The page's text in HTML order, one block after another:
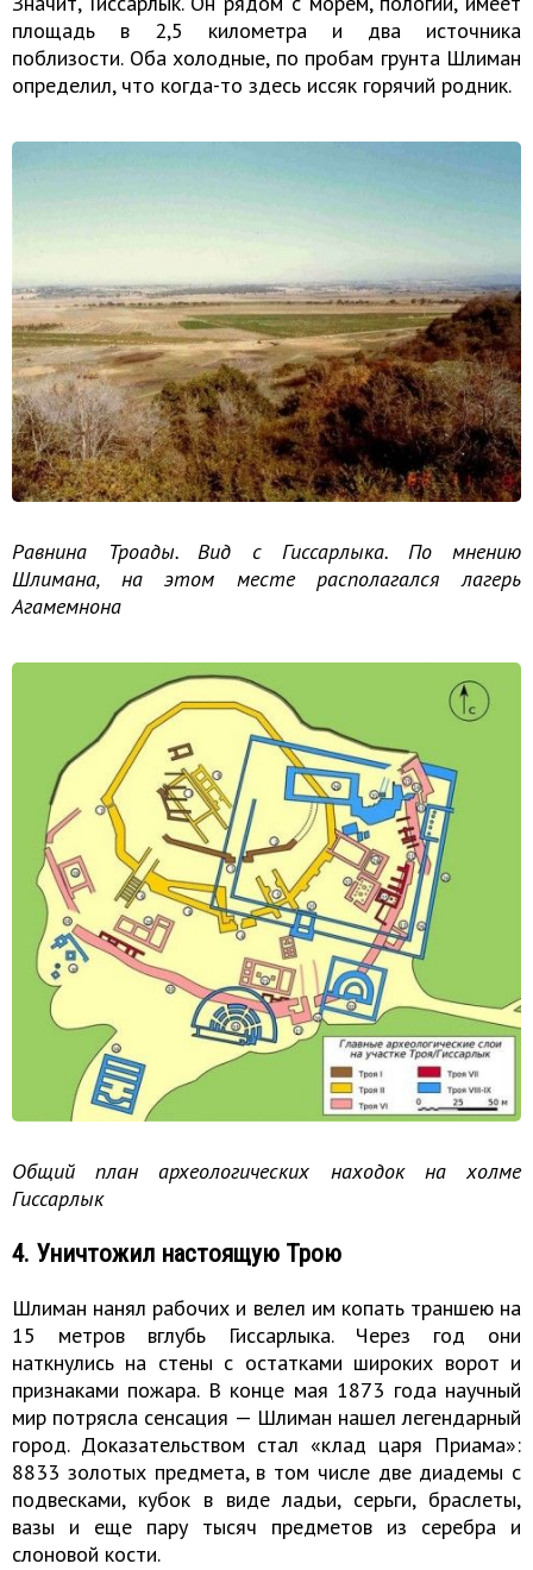
площадь в 2,5 километра и два источника
поблизости. Оба холодные, по пробам грунта Шлиман
определил, что когда-то здесь иссяк горячий родник.
Равнина Троады. Вид с Гиссарлыка. По мнению
Шлимана, на этом месте располагался лагерь
Агамемнона
Общий план археологических находок на холме
Гиссарлык
4. Уничтожил настоящую Трою
Шлиман нанял рабочих и велел им копать траншею на
15 метров вглубь Гиссарлыка. Через год они
наткнулись на стены с остатками широких ворот и
признаками пожара. В конце мая 1873 года научный
мир потрясла сенсация — Шлиман нашел легендарный
город. Доказательством стал «клад царя Приама»:
8833 золотых предмета, в том числе две диадемы с
подвесками, кубок в виде ладьи, серьги, браслеты,
вазы и еще пару тысяч предметов из серебра и
слоновой кости.